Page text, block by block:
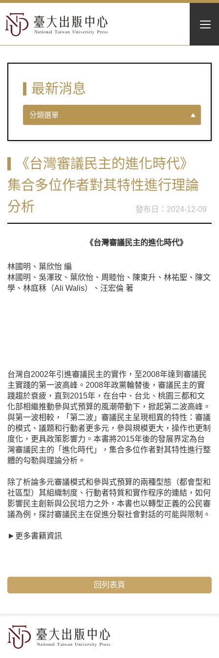
最新消息
分類選單
《台灣審議民主的進化時代》
集合多位作者對其特性進行理論
分析
2024-12-09
《台灣審議民主的進化時代》
林國明、葉欣怡 編
林國明、吳澤玫、葉欣怡、周睦怡、陳東升、林祐聖、陳文
學、林庭秝（Ali Walis）、汪宏倫 著
台灣自2002年引進審議民主的實作，至2008年達到審議民
主實踐的第一波高峰。2008年政黨輪替後，審議民主的實
踐趨於衰疲，直到2015年，在台中、台北、桃園三都和文
化部相繼推動參與式預算的風潮帶動下，掀起第二波高峰。
與第一波相較，「第二波」審議民主呈現相異的特性：審議
的模式、議題和行動者更多元，參與規模更大，操作也更制
度化，更具政策影響力。本書將2015年後的發展界定為台
灣審議民主的「進化時代」，集合多位作者對其特性進行整
體的勾勒與理論分析。
除了析論多元審議模式和參與式預算的兩種型態（都會型和
社區型）其組織制度、行動者特質和實作程序的連結，如何
影響民主創新與公民培力之外，本書也以轉型正義的公民審
議為例，探討審議民主在促進分裂社會對話的可能與限制。
► 更多書籍資訊
回列表頁